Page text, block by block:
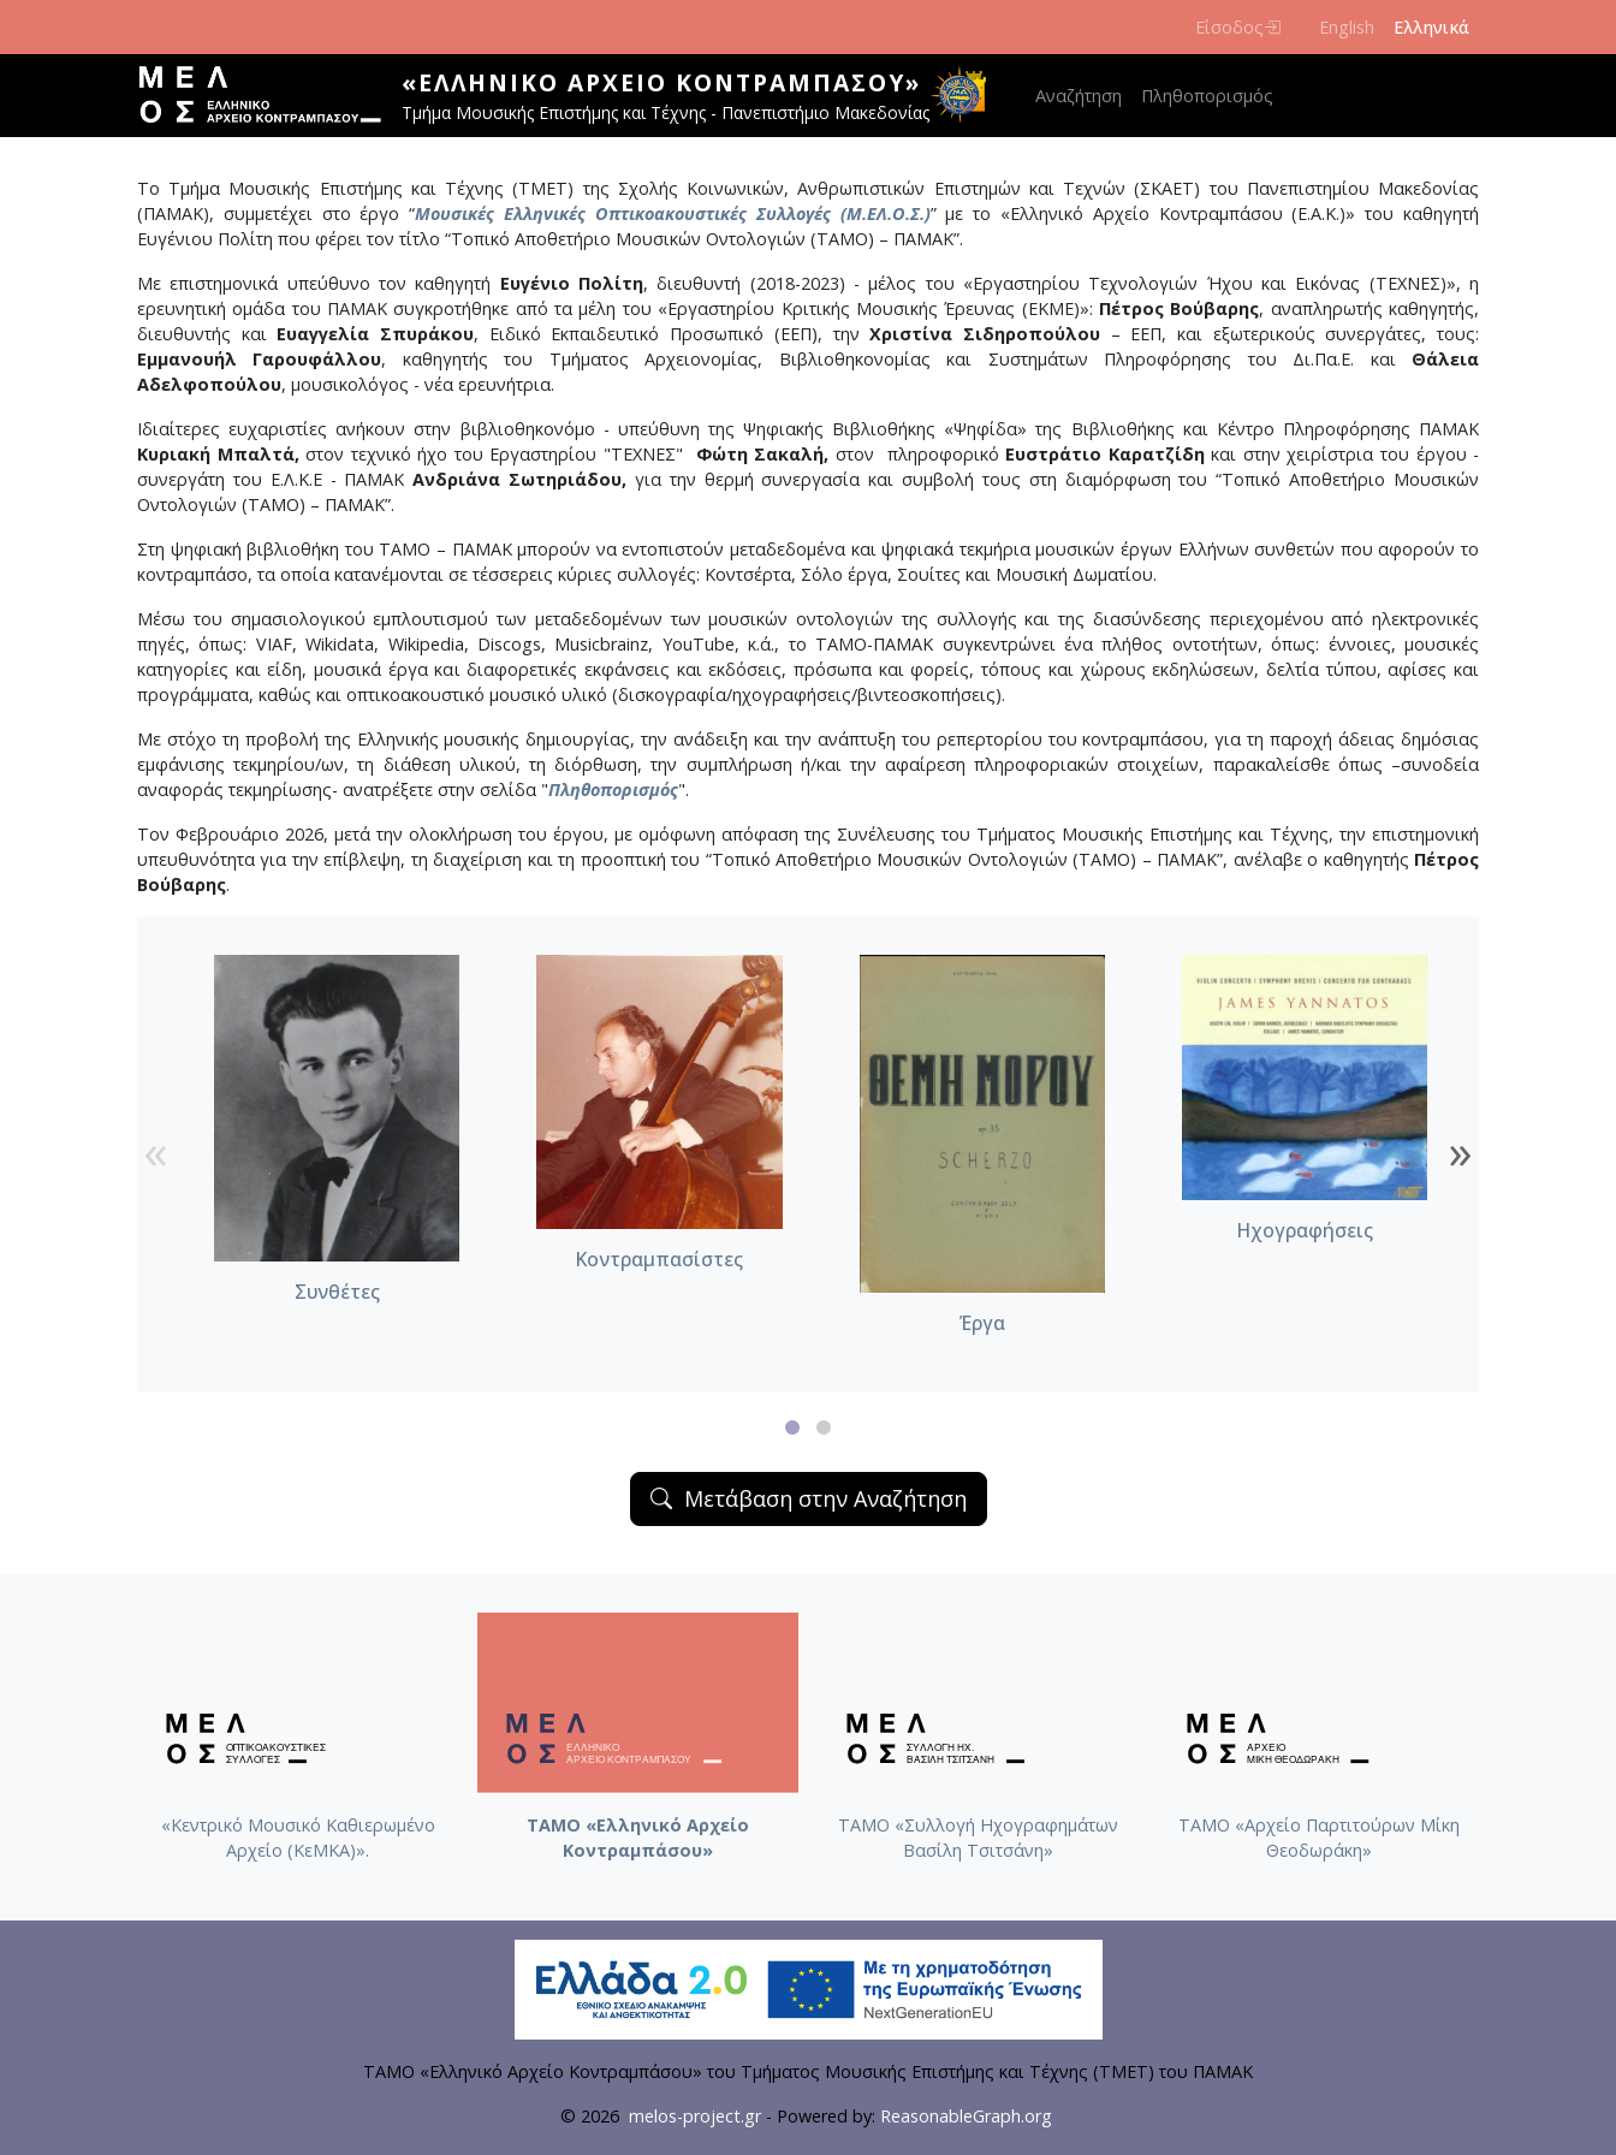
Είσοδος English Ελληνικά
«ΕΛΛΗΝΙΚΌ ΑΡΧΕΊΟ ΚΟΝΤΡΑΜΠΆΣΟΥ»
Τμήμα Μουσικής Επιστήμης και Τέχνης - Πανεπιστήμιο Μακεδονίας
Main navigation
Αναζήτηση Πληθοπορισμός
Το Τμήμα Μουσικής Επιστήμης και Τέχνης (ΤΜΕΤ) της Σχολής Κοινωνικών, Ανθρωπιστικών Επιστημών και Τεχνών (ΣΚΑΕΤ) του Πανεπιστημίου Μακεδονίας
(ΠΑΜΑΚ), συμμετέχει στο έργο “Μουσικές Ελληνικές Οπτικοακουστικές Συλλογές (Μ.ΕΛ.Ο.Σ.)” με το «Ελληνικό Αρχείο Κοντραμπάσου (Ε.Α.Κ.)» του καθηγητή
Ευγένιου Πολίτη που φέρει τον τίτλο “Τοπικό Αποθετήριο Μουσικών Οντολογιών (ΤΑΜΟ) – ΠΑΜΑΚ”.
Με επιστημονικά υπεύθυνο τον καθηγητή Ευγένιο Πολίτη, διευθυντή (2018-2023) - μέλος του «Εργαστηρίου Τεχνολογιών Ήχου και Εικόνας (ΤΕΧΝΕΣ)», η
ερευνητική ομάδα του ΠΑΜΑΚ συγκροτήθηκε από τα μέλη του «Εργαστηρίου Κριτικής Μουσικής Έρευνας (ΕΚΜΕ)»: Πέτρος Βούβαρης, αναπληρωτής καθηγητής,
διευθυντής και Ευαγγελία Σπυράκου, Ειδικό Εκπαιδευτικό Προσωπικό (ΕΕΠ), τηνΧριστίνα Σιδηροπούλου– ΕΕΠ, και εξωτερικούς συνεργάτες, τους:
Εμμανουήλ Γαρουφάλλου, καθηγητής του Τμήματος Αρχειονομίας, Βιβλιοθηκονομίας και Συστημάτων Πληροφόρησης του Δι.Πα.Ε. και Θάλεια
Αδελφοπούλου, μουσικολόγος - νέα ερευνήτρια.
Ιδιαίτερες ευχαριστίες ανήκουν στην βιβλιοθηκονόμο - υπεύθυνη της Ψηφιακής Βιβλιοθήκης «Ψηφίδα» της Βιβλιοθήκης και Κέντρο Πληροφόρησης ΠΑΜΑΚ
Κυριακή Μπαλτά,στον τεχνικό ήχο του Εργαστηρίου "ΤΕΧΝΕΣ" Φώτη Σακαλή, στον πληροφορικό Ευστράτιο Καρατζίδηκαι στην χειρίστρια του έργου -
συνεργάτη του Ε.Λ.Κ.Ε - ΠΑΜΑΚΑνδριάνα Σωτηριάδου, για την θερμή συνεργασία και συμβολή τους στη διαμόρφωση του “Τοπικό Αποθετήριο Μουσικών
Οντολογιών (ΤΑΜΟ) – ΠΑΜΑΚ”.
Στη ψηφιακή βιβλιοθήκη του ΤΑΜΟ – ΠΑΜΑΚ μπορούν να εντοπιστούν μεταδεδομένα και ψηφιακά τεκμήρια μουσικών έργων Ελλήνων συνθετών που αφορούν το
κοντραμπάσο, τα οποία κατανέμονται σε τέσσερεις κύριες συλλογές: Κοντσέρτα, Σόλο έργα, Σουίτες και Μουσική Δωματίου.
Μέσω του σημασιολογικού εμπλουτισμού των μεταδεδομένων των μουσικών οντολογιών της συλλογής και της διασύνδεσης περιεχομένου από ηλεκτρονικές
πηγές, όπως: VIAF, Wikidata, Wikipedia, Discogs, Musicbrainz, YouTube, κ.ά., το ΤΑΜΟ-ΠΑΜΑΚ συγκεντρώνει ένα πλήθος οντοτήτων, όπως: έννοιες, μουσικές
κατηγορίες και είδη, μουσικά έργα και διαφορετικές εκφάνσεις και εκδόσεις, πρόσωπα και φορείς, τόπους και χώρους εκδηλώσεων, δελτία τύπου, αφίσες και
προγράμματα, καθώς και οπτικοακουστικό μουσικό υλικό (δισκογραφία/ηχογραφήσεις/βιντεοσκοπήσεις).
Με στόχο τη προβολή της Ελληνικής μουσικής δημιουργίας, την ανάδειξη και την ανάπτυξη του ρεπερτορίου του κοντραμπάσου, για τη παροχή άδειας δημόσιας
εμφάνισης τεκμηρίου/ων, τη διάθεση υλικού, τη διόρθωση, την συμπλήρωση ή/και την αφαίρεση πληροφοριακών στοιχείων, παρακαλείσθε όπως –συνοδεία
αναφοράς τεκμηρίωσης- ανατρέξετε στην σελίδα "Πληθοπορισμός".
Τον Φεβρουάριο 2026, μετά την ολοκλήρωση του έργου, με ομόφωνη απόφαση της Συνέλευσης του Τμήματος Μουσικής Επιστήμης και Τέχνης, την επιστημονική
υπευθυνότητα για την επίβλεψη, τη διαχείριση και τη προοπτική του “Τοπικό Αποθετήριο Μουσικών Οντολογιών (ΤΑΜΟ) – ΠΑΜΑΚ”, ανέλαβε ο καθηγητής Πέτρος
Βούβαρης.
Συνθέτες
Κοντραμπασίστες
Έργα
Ηχογραφήσεις
« »
Μετάβαση στην Αναζήτηση
«Κεντρικό Μουσικό Καθιερωμένο
Αρχείο (ΚεΜΚΑ)».
ΤΑΜΟ «Ελληνικό Αρχείο
Κοντραμπάσου»
ΤΑΜΟ «Συλλογή Ηχογραφημάτων
Βασίλη Τσιτσάνη»
ΤΑΜΟ «Αρχείο Παρτιτούρων Μίκη
Θεοδωράκη»
ΤΑΜΟ «Ελληνικό Αρχείο Κοντραμπάσου» του Τμήματος Μουσικής Επιστήμης και Τέχνης (ΤΜΕΤ) του ΠΑΜΑΚ
© 2026 melos-project.gr- Powered by: ReasonableGraph.org